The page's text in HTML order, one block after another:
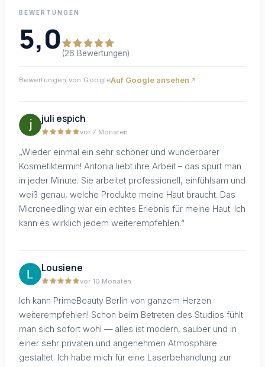
BEWERTUNGEN
5,0 (26 Bewertungen)
Bewertungen von GoogleAuf Google ansehen
juli espich
vor 7 Monaten
„Wieder einmal ein sehr schöner und wunderbarer
Kosmetiktermin! Antonia liebt ihre Arbeit – das spürt man
in jeder Minute. Sie arbeitet professionell, einfühlsam und
weiß genau, welche Produkte meine Haut braucht. Das
Microneedling war ein echtes Erlebnis für meine Haut. Ich
kann es wirklich jedem weiterempfehlen.“
Lousiene
vor 10 Monaten
Ich kann PrimeBeauty Berlin von ganzem Herzen
weiterempfehlen! Schon beim Betreten des Studios fühlt
man sich sofort wohl — alles ist modern, sauber und in
einer sehr privaten und angenehmen Atmosphäre
gestaltet. Ich habe mich für eine Laserbehandlung zur